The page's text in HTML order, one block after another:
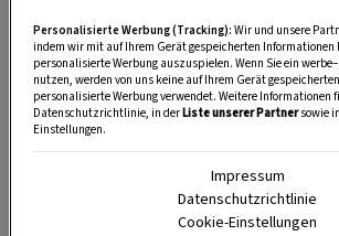
Personalisierte Werbung (Tracking): Wir und unsere
indem wir mit auf Ihrem Gerät gespeicherten Informationen
personalisierte Werbung auszuspielen. Wenn Sie ein
nutzen, werden von uns keine auf Ihrem Gerät
personalisierte Werbung verwendet. Weitere Informationen
Datenschutzrichtlinie, in derListe unserer Partnersowie
Einstellungen.
Impressum
Datenschutzrichtlinie
Cookie-Einstellungen